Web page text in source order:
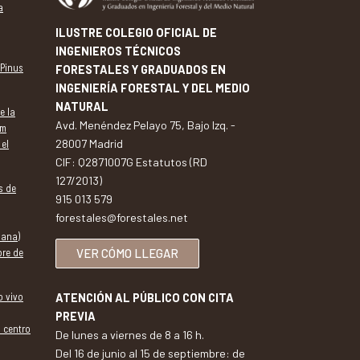
la
de
de
vivo
centro
ILUSTRE COLEGIO OFICIAL DE
INGENIEROS TÉCNICOS
FORESTALES Y GRADUADOS EN
INGENIERÍA FORESTAL Y DEL MEDIO
NATURAL
Avd. Menéndez Pelayo 75, Bajo Izq. -
28007 Madrid
CIF: Q2871007G Estatutos (RD
127/2013)
915 013 579
forestales@forestales.net
VER CÓMO LLEGAR
ATENCIÓN AL PÚBLICO CON CITA
PREVIA
De lunes a viernes de 8 a 16 h.
Del 16 de junio al 15 de septiembre: de